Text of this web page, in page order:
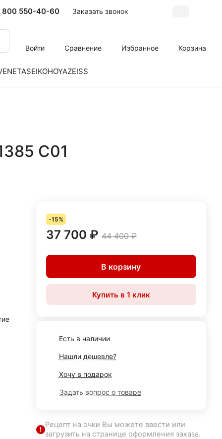
800 550-40-60 Заказать звонок
Войти Сравнение Избранное Корзина
SEIKOHOYAZEISS
C01
-15%
37 700 ₽ 44 400 ₽
В корзину
Купить в 1 клик
Есть в наличии
Нашли дешевле?
Хочу в подарок
Задать вопрос о товаре
Рецепт на очки Вы можете ввести или
загрузить на странице оформления заказа.